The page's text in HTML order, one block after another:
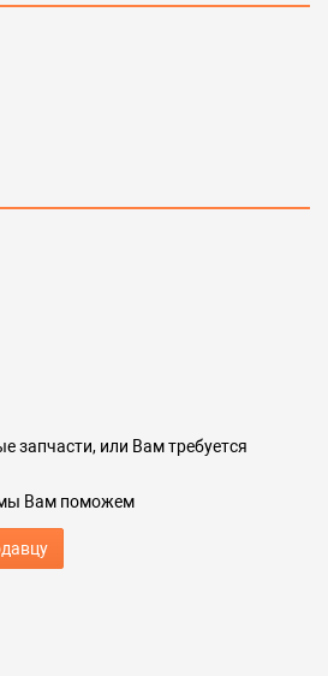
запчасти, или Вам требуется
мы Вам поможем